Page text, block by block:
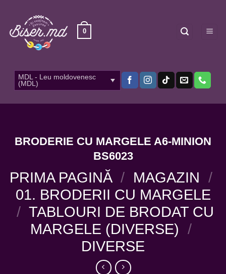
content
0
MDL - Leu moldovenesc
(MDL)
BRODERIE CU MARGELE A6-MINION
BS6023
PRIMA PAGINĂ / MAGAZIN /
01. BRODERII CU MARGELE
/ TABLOURI DE BRODAT CU
MARGELE (DIVERSE) /
DIVERSE